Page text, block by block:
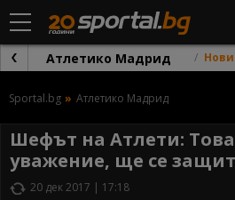
Атлетико Мадрид
Sportal.bg Атлетико Мадрид
Шефът на Атлети:
уважение, ще се
20 дек 2017 | 17:18